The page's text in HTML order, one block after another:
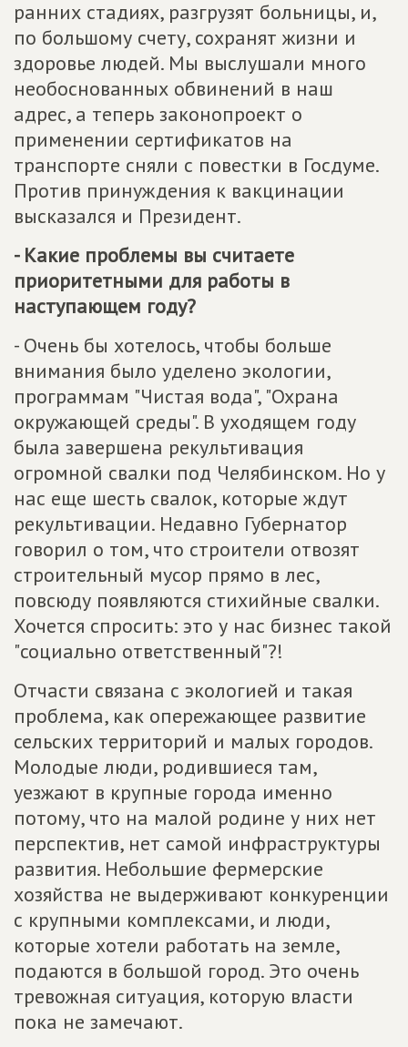
ранних стадиях, разгрузят больницы, и,
по большому счету, сохранят жизни и
здоровье людей. Мы выслушали много
необоснованных обвинений в наш
адрес, а теперь законопроект о
применении сертификатов на
транспорте сняли с повестки в Госдуме.
Против принуждения к вакцинации
высказался и Президент.
- Какие проблемы вы считаете
приоритетными для работы в
наступающем году?
- Очень бы хотелось, чтобы больше
внимания было уделено экологии,
программам "Чистая вода", "Охрана
окружающей среды". В уходящем году
была завершена рекультивация
огромной свалки под Челябинском. Но у
нас еще шесть свалок, которые ждут
рекультивации. Недавно Губернатор
говорил о том, что строители отвозят
строительный мусор прямо в лес,
повсюду появляются стихийные свалки.
Хочется спросить: это у нас бизнес такой
"социально ответственный"?!
Отчасти связана с экологией и такая
проблема, как опережающее развитие
сельских территорий и малых городов.
Молодые люди, родившиеся там,
уезжают в крупные города именно
потому, что на малой родине у них нет
перспектив, нет самой инфраструктуры
развития. Небольшие фермерские
хозяйства не выдерживают конкуренции
с крупными комплексами, и люди,
которые хотели работать на земле,
подаются в большой город. Это очень
тревожная ситуация, которую власти
пока не замечают.